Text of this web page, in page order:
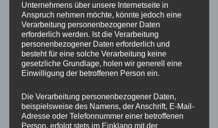
Gewindedurchmesser M12
Gewindesteigung 1,5
Schlüsselweite (SW) 17
Schaftlänge 28 mm
Materialfestigkeit 10.9
Unternehmens über unsere Internetseite in
Anspruch nehmen möchte, könnte jedoch eine
Verarbeitung personenbezogener Daten
erforderlich werden. Ist die Verarbeitung
personenbezogener Daten erforderlich und
besteht für eine solche Verarbeitung keine
gesetzliche Grundlage, holen wir generell eine
Einwilligung der betroffenen Person ein.
Die Verarbeitung personenbezogener Daten,
beispielsweise des Namens, der Anschrift, E-Mail-
Adresse oder Telefonnummer einer betroffenen
Person, erfolgt stets im Einklang mit der